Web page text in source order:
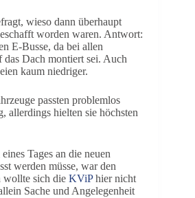
wieso dann überhaupt
worden waren. Antwort:
E-Busse, da bei allen
Dach montiert sei. Auch
kaum niedriger.
passten problemlos
allerdings hielten sie höchsten
Tages an die neuen
werden müsse, war den
wollte sich die KViPhier nicht
Sache und Angelegenheit